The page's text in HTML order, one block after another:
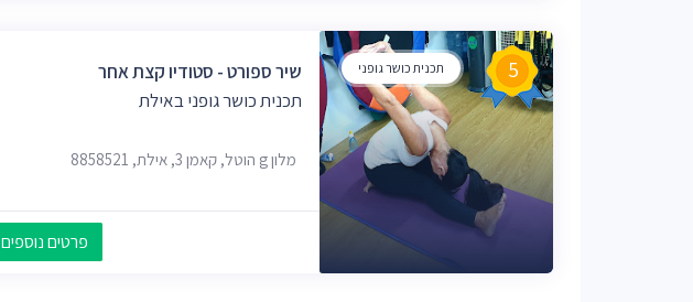
תכנית כושר גופני 5
שיר ספורט - סטודיו קצת אחר
תכנית כושר גופני באילת
מלון g הוטל, קאמן 3, אילת, 8858521
פרטים נוספים